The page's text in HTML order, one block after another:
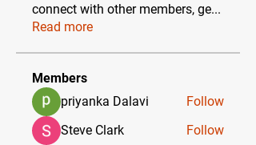
connect with other members, ge...
Read more
Members
priyanka Dalavi
Follow
Steve Clark
Follow